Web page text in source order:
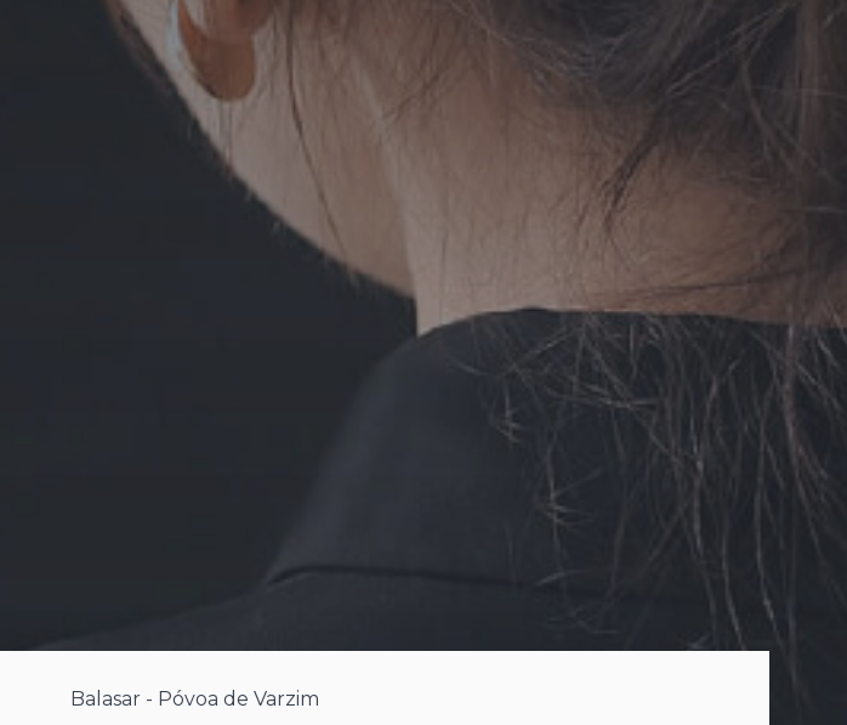
Balasar - Póvoa de Varzim